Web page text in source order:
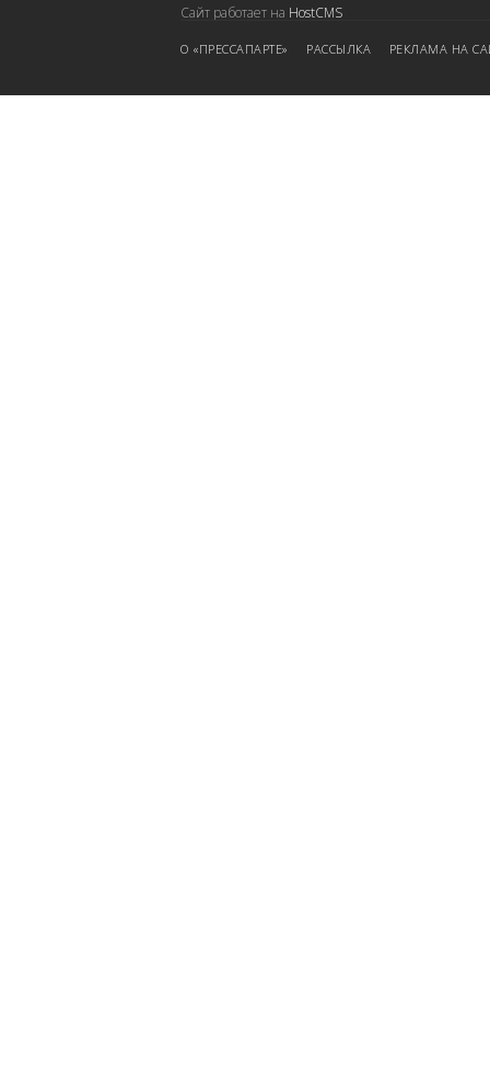
Сайт работает на HostCMS
О «ПРЕССАПАРТЕ» РАССЫЛКА РЕКЛАМА НА